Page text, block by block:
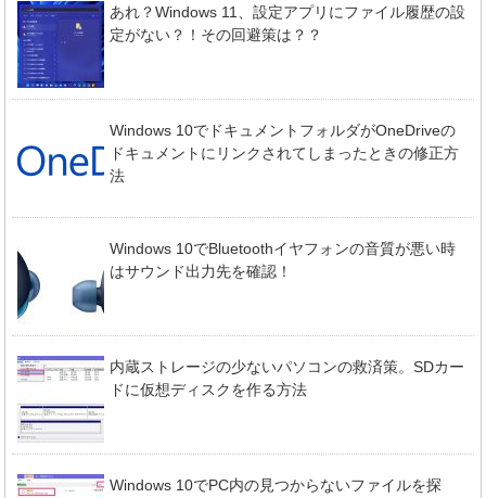
あれ？Windows 11、設定アプリにファイル履歴の設
定がない？！その回避策は？？
Windows 10でドキュメントフォルダがOneDriveの
ドキュメントにリンクされてしまったときの修正方
法
Windows 10でBluetoothイヤフォンの音質が悪い時
はサウンド出力先を確認！
内蔵ストレージの少ないパソコンの救済策。SDカー
ドに仮想ディスクを作る方法
Windows 10でPC内の見つからないファイルを探